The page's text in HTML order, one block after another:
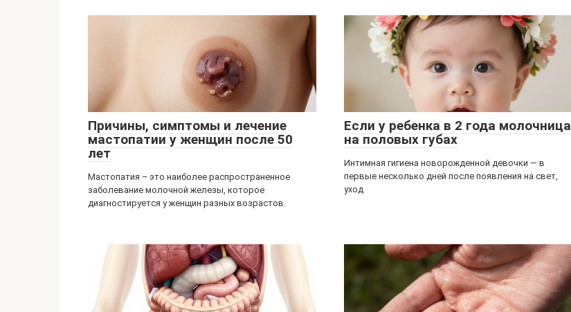
Причины, симптомы и лечение
мастопатии у женщин после 50
лет
Мастопатия – это наиболее распространенное
заболевание молочной железы, которое
диагностируется у женщин разных возрастов.
Если у ребенка в 2 года молочница
на половых губах
Интимная гигиена новорожденной девочки — в
первые несколько дней после появления на свет,
уход